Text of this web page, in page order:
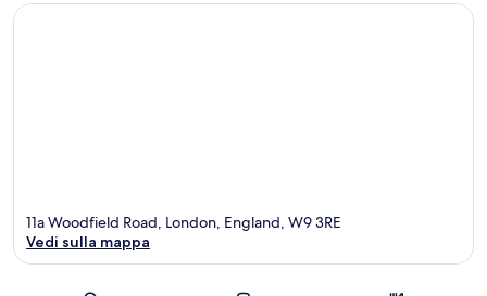
11a Woodfield Road, London, England, W9 3RE
Vedi sulla mappa